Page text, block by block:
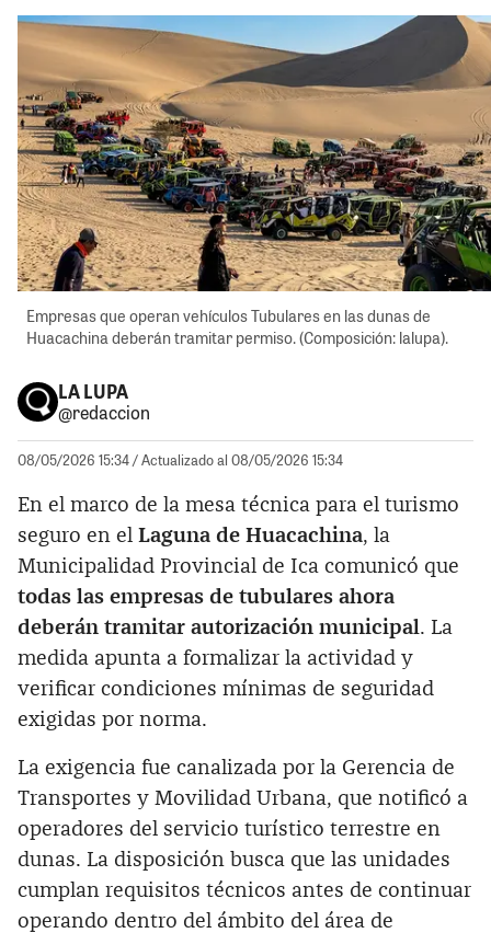
Empresas que operan vehículos Tubulares en las dunas de
Huacachina deberán tramitar permiso. (Composición: lalupa).
LA LUPA
@redaccion
08/05/2026 15:34/ Actualizado al 08/05/2026 15:34
En el marco de la mesa técnica para el turismo
seguro en el Laguna de Huacachina, la
Municipalidad Provincial de Ica comunicó que
todas las empresas de tubulares ahora
deberán tramitar autorización municipal . La
medida apunta a formalizar la actividad y
verificar condiciones mínimas de seguridad
exigidas por norma.
La exigencia fue canalizada por la Gerencia de
Transportes y Movilidad Urbana, que notificó a
operadores del servicio turístico terrestre en
dunas. La disposición busca que las unidades
cumplan requisitos técnicos antes de continuar
operando dentro del ámbito del área de